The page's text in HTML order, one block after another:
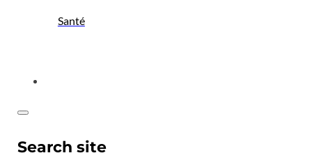
Santé
Search site